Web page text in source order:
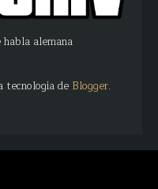
alemana
tecnología de Blogger.